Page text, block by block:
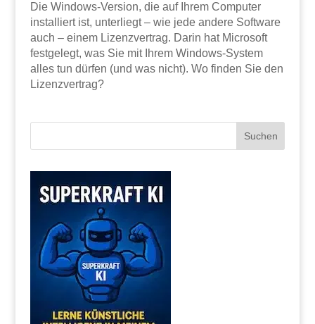
Die Windows-Version, die auf Ihrem Computer
installiert ist, unterliegt – wie jede andere Software
auch – einem Lizenzvertrag. Darin hat Microsoft
festgelegt, was Sie mit Ihrem Windows-System
alles tun dürfen (und was nicht). Wo finden Sie den
Lizenzvertrag?